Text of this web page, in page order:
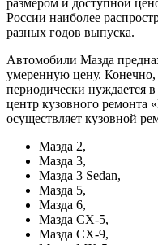
размером и доступной
России наиболее
разных годов выпуска.
Автомобили Мазда
умеренную цену.
периодически нуждается
центр кузовного ремонта
осуществляет кузовной
Мазда 2,
Мазда 3,
Мазда 3 Sedan,
Мазда 5,
Мазда 6,
Мазда CX-5,
Мазда CX-9,